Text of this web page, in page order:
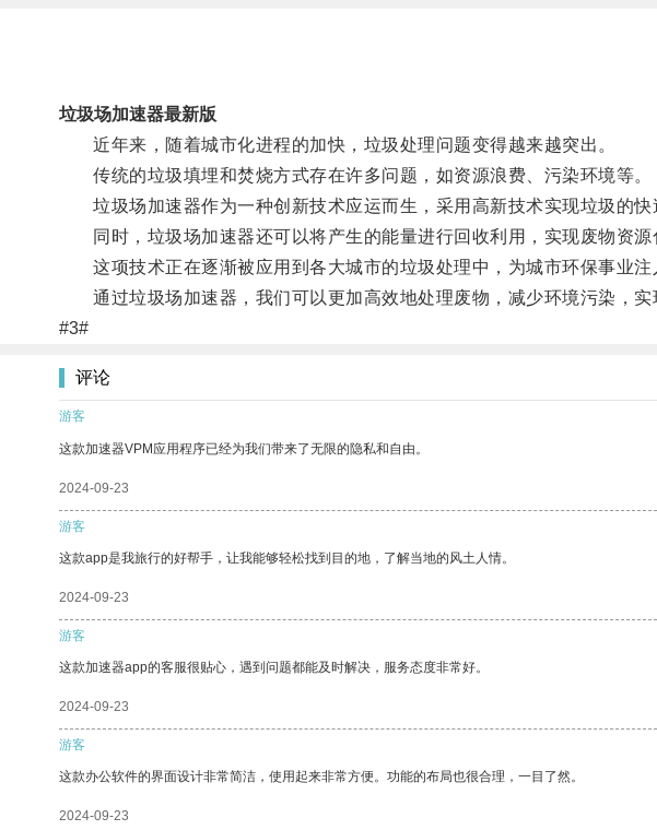
垃圾场加速器最新版
近年来，随着城市化进程的加快，垃圾处理问题变得越来越突出。
传统的垃圾填埋和焚烧方式存在许多问题，如资源浪费、污染环境等。
垃圾场加速器作为一种创新技术应运而生，采用高新技术实现垃圾的快
同时，垃圾场加速器还可以将产生的能量进行回收利用，实现废物资源
这项技术正在逐渐被应用到各大城市的垃圾处理中，为城市环保事业注
通过垃圾场加速器，我们可以更加高效地处理废物，减少环境污染，实
#3#
评论
游客
这款加速器VPM应用程序已经为我们带来了无限的隐私和自由。
2024-09-23
游客
这款app是我旅行的好帮手，让我能够轻松找到目的地，了解当地的风土人情。
2024-09-23
游客
这款加速器app的客服很贴心，遇到问题都能及时解决，服务态度非常好。
2024-09-23
游客
这款办公软件的界面设计非常简洁，使用起来非常方便。功能的布局也很合理，一目了然。
2024-09-23